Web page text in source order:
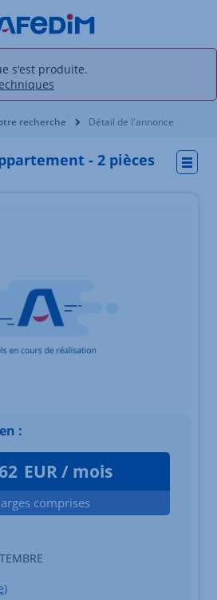
s'est produite.
recherche Détail de l'annonce
- 2 pièces
:
EUR / mois
comprises
)